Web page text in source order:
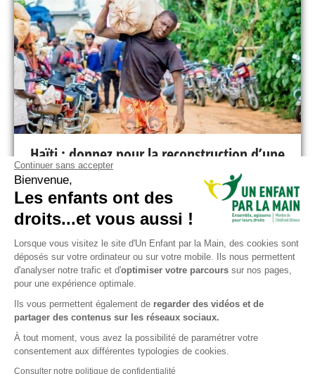
Continuer sans accepter
Bienvenue,
Les enfants ont des
droits...et vous aussi !
Lorsque vous visitez le site d'Un Enfant par la Main, des cookies sont
déposés sur votre ordinateur ou sur votre mobile. Ils nous permettent
d'analyser notre trafic et d'optimiser votre parcours sur nos pages,
pour une expérience optimale.
Ils vous permettent également de regarder des vidéos et de
partager des contenus sur les réseaux sociaux.
À tout moment, vous avez la possibilité de paramétrer votre
consentement aux différentes typologies de cookies.
Consulter notre politique de confidentialité
Haïti : donnez pour la reconstruction d’une
Merci pour vos100
Je m’informe
Voir tous les projets